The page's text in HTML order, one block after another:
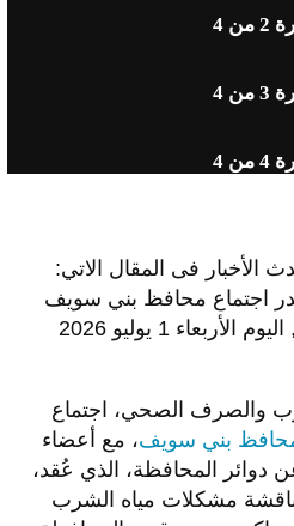
2 من 4
3 من 4
4 من 4
الأخبار فى المقال الاتي:
اجتماع محافظ بني سويف
مع أعضاء النواب والشيوخ, اليوم الأربعاء 1 يوليو 2026
والصرف الصحي، اجتماع
محافظ بني سويف، مع أعضاء
المحافظة، الذي عُقد،
مشكلات مياه الشرب